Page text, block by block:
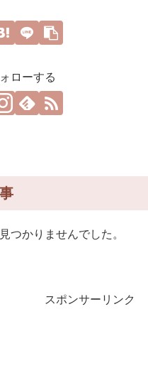
ローする
つかりませんでした。
スポンサーリンク